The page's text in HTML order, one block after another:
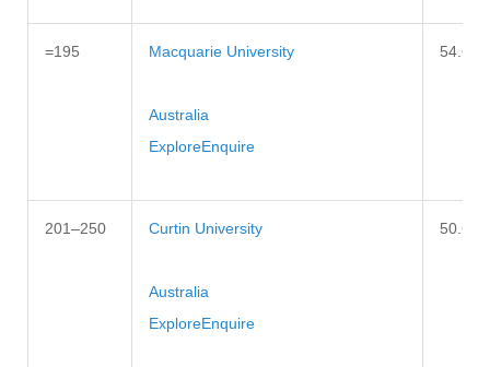
=195 Macquarie University
Australia
ExploreEnquire
54.6
201–250 Curtin University
Australia
ExploreEnquire